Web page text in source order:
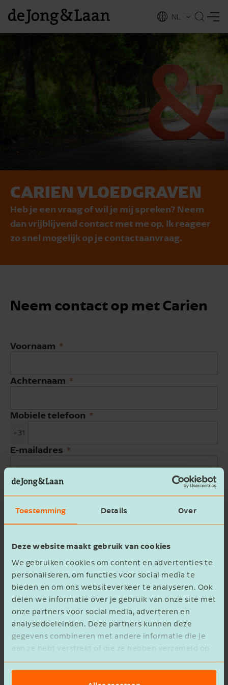
Toestemming Details Over
Deze website maakt gebruik van cookies
We gebruiken cookies om content en advertenties te
personaliseren, om functies voor social media te
bieden en om ons websiteverkeer te analyseren. Ook
delen we informatie over je gebruik van onze site met
onze partners voor social media, adverteren en
analysedoeleinden. Deze partners kunnen deze
gegevens combineren met andere informatie die je
aan ze hebt verstrekt of die ze hebben verzameld op
basis van het gebruik van hun services.
EN
NL
CARIEN VLOEDGRAVEN
Heb je een vraag of wil je mij spreken? Neem
dan vrijblijvend contact met me op. Ik reageer
zo snel mogelijk op je contactaanvraag.
Neem contact op met Carien
Voornaam
Achternaam
Mobiele telefoon
+31
E-mailadres
Bedrijfsnaam
Ik ga akkoord met hetprivacy statement
Verzenden